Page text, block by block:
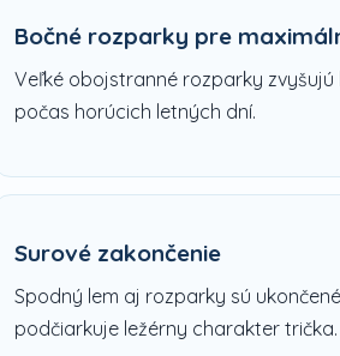
Bočné rozparky pre
Veľké obojstranné rozparky
počas horúcich letných dní.
Surové zakončenie
Spodný lem aj rozparky sú
podčiarkuje ležérny charakter trička.